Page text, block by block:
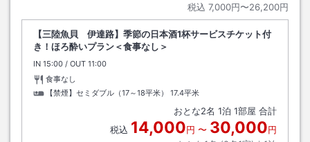
税込 7,000円〜26,200円
【三陸魚貝 伊達路】季節の日本酒1杯サービスチケット付
き！ほろ酔いプラン＜食事なし＞
IN チェックイン
15:00 / OUT チェックアウト
11:00
食事なし
【禁煙】セミダブル（17～18平米）
17.4平米
おとな2名 1泊 1部屋 合計
税込 14,000円 〜 30,000円